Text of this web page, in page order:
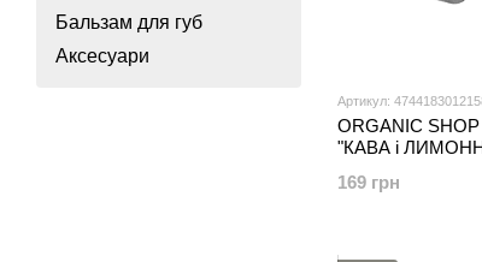
Артикул:
ORGANIC
"КАВА і
169 грн
Бальзам для губ
Аксесуари